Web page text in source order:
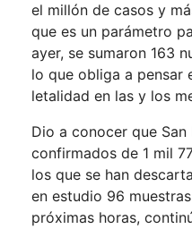
el millón de casos y
que es un parámetro
ayer, se sumaron 163
lo que obliga a pensar
letalidad en las y los
Dio a conocer que
confirmados de 1 mil
los que se han
en estudio 96
próximas horas,